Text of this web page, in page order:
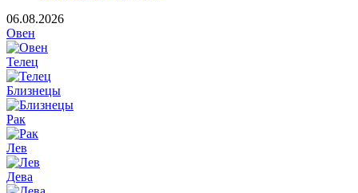
06.08.2026
Овен
Телец
Близнецы
Рак
Лев
Дева